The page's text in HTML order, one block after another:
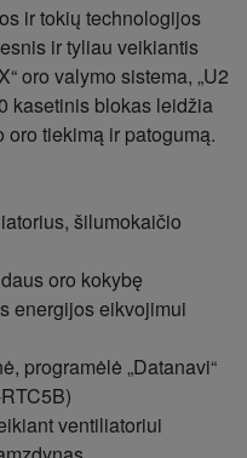
ir tokių technologijos
ir tyliau veikiantis
oro valymo sistema, „U2
kasetinis blokas leidžia
tiekimą ir patogumą.
šilumokaičio
oro kokybę
energijos eikvojimui
programėlė „Datanavi“
ventiliatoriui